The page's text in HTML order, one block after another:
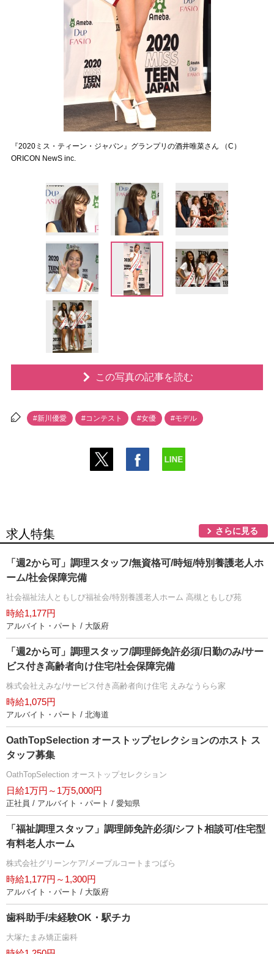
『2020ミス・ティーン・ジャパン』グランプリの酒井唯菜さん （C）
ORICON NewS inc.
この写真の記事を読む
#新川優愛 #コンテスト #女優 #モデル
求人特集 さらに見る
「週2から可」調理スタッフ/無資格可/時短/特別養護老人ホ
ーム/社会保障完備
社会福祉法人ともしび福祉会/特別養護老人ホーム 高槻ともしび苑
時給1,177円
アルバイト・パート / 大阪府
「週2から可」調理スタッフ/調理師免許必須/日勤のみ/サー
ビス付き高齢者向け住宅/社会保障完備
株式会社えみな/サービス付き高齢者向け住宅 えみなうらら家
時給1,075円
アルバイト・パート / 北海道
OathTopSelection オーストップセレクションのホスト ス
タッフ募集
OathTopSelection オーストップセレクション
日給1万円～1万5,000円
正社員 / アルバイト・パート / 愛知県
「福祉調理スタッフ」調理師免許必須/シフト相談可/住宅型
有料老人ホーム
株式会社グリーンケア/メープルコートまつばら
時給1,177円～1,300円
アルバイト・パート / 大阪府
歯科助手/未経験OK・駅チカ
大塚たまみ矯正歯科